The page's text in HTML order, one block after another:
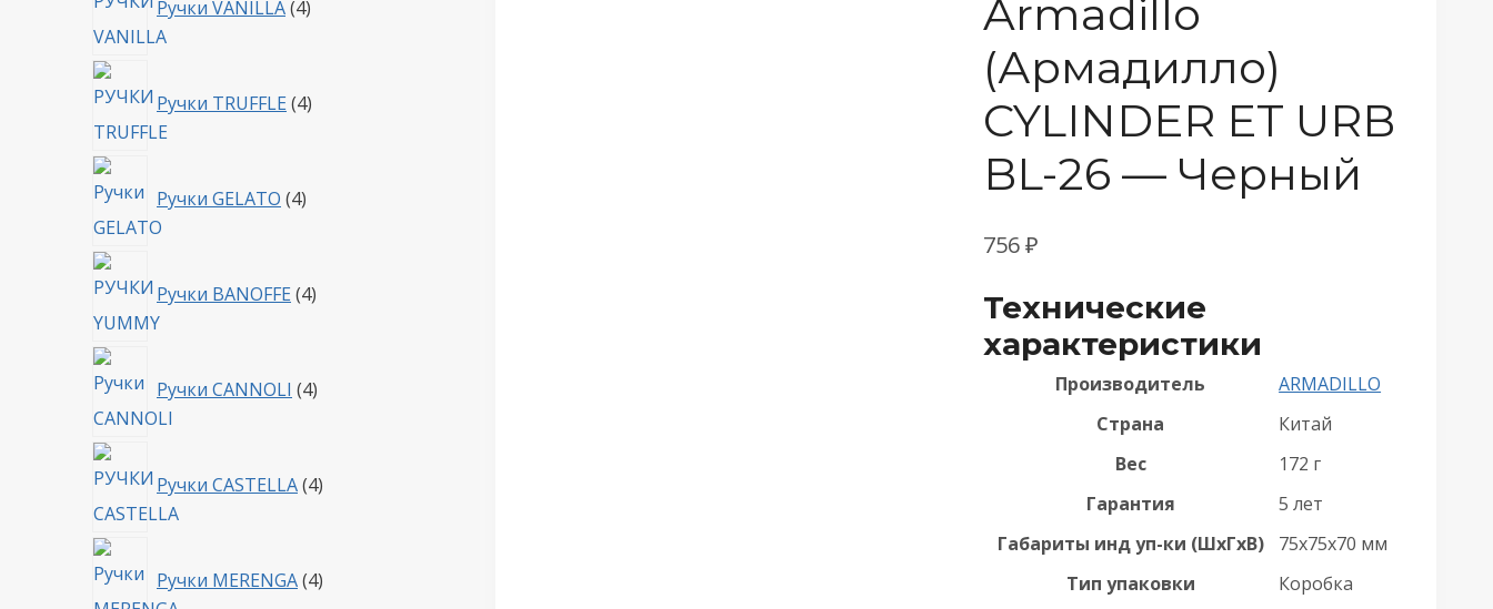
Armadillo
(Армадилло)
CYLINDER ET URB
BL-26 — Черный
756₽
Технические
характеристики
Производитель
ARMADILLO
Страна
Китай
Вес
172 г
Гарантия
5 лет
Габариты инд уп-ки (ШхГхВ)
75x75x70 мм
Тип упаковки
Коробка
Ручки VANILLA 4товара
Ручки TRUFFLE 4товара
Ручки GELATO 4товара
Ручки BANOFFE 4товара
Ручки CANNOLI 4товара
Ручки CASTELLA 4товара
Ручки MERENGA 4товара